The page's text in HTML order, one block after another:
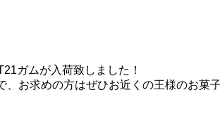
ガムが入荷致しました！
お求めの方はぜひお近くの王様のお菓